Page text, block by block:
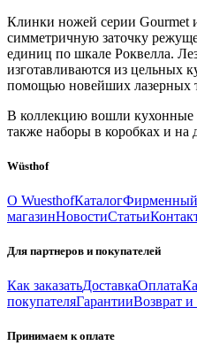
Клинки ножей серии Gourmet
симметричную заточку
единиц по шкале Роквелла.
изготавливаются из цельных
помощью новейших лазерных
В коллекцию вошли кухонные
также наборы в коробках и на
Wüsthof
О WuesthofКаталогФирменный
магазинНовостиСтатьи
Для партнеров и покупателей
Как заказатьДоставкаОплата
покупателяГарантииВозврат
Принимаем к оплате